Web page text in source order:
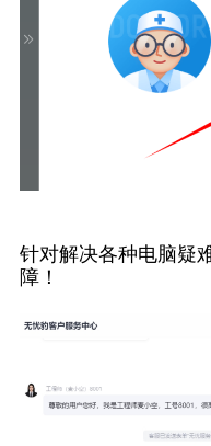
针对解决各种电脑疑
障！